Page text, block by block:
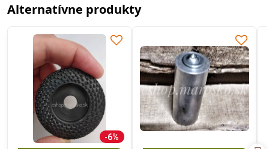
Alternatívne produkty
6%